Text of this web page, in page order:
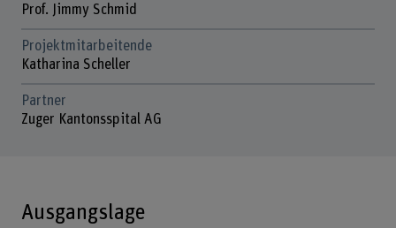
Prof. Jimmy Schmid
Projektmitarbeitende
Katharina Scheller
Partner
Zuger Kantonsspital AG
Ausgangslage